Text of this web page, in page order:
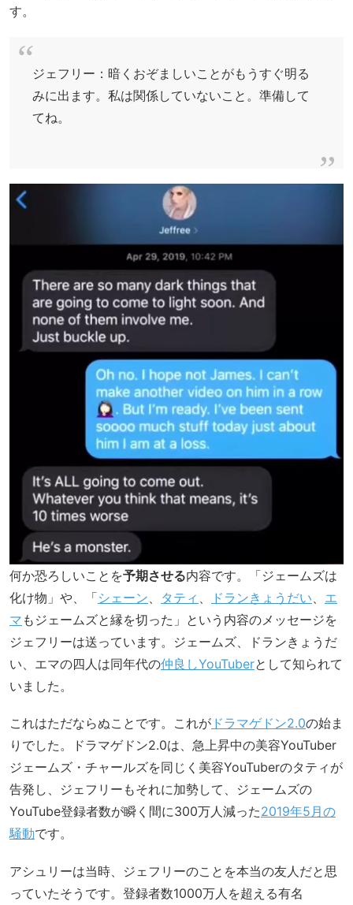
す。
ジェフリー：暗くおぞましいことがもうすぐ明る
みに出ます。私は関係していないこと。準備して
てね。
何か恐ろしいことを予期させる内容です。「ジェームズは
化け物」や、「シェーン、 タティ 、 ドランきょうだい、 エ
マ もジェームズと縁を切った」という内容のメッセージを
ジェフリーは送っています。ジェームズ、ドランきょうだ
い、エマの四人は同年代の仲良しYouTuberとして知られて
いました。
これはただならぬことです。これが ドラマゲドン2.0の始ま
りでした。ドラマゲドン2.0は、急上昇中の美容YouTuber
ジェームズ・チャールズを同じく美容YouTuberのタティが
告発し、ジェフリーもそれに加勢して、ジェームズの
YouTube登録者数が瞬く間に300万人減った2019年5月の
騒動です。
アシュリーは当時、ジェフリーのことを本当の友人だと思
っていたそうです。登録者数1000万人を超える有名